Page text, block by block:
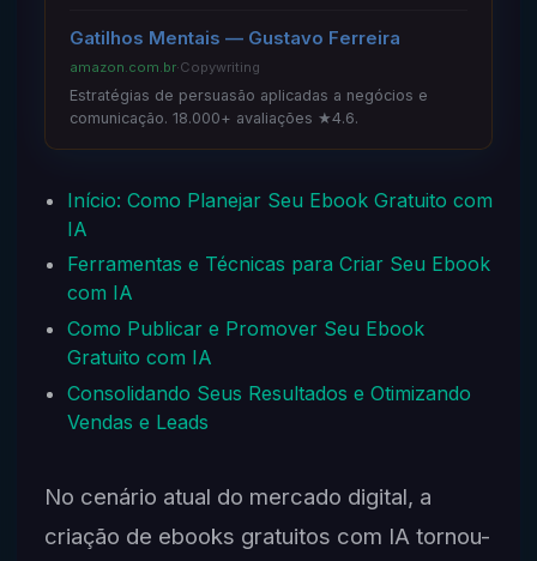
Gatilhos Mentais — Gustavo Ferreira
amazon.com.br·Copywriting
Estratégias de persuasão aplicadas a negócios e
comunicação. 18.000+ avaliações ★4.6.
Início: Como Planejar Seu Ebook Gratuito com
IA
Ferramentas e Técnicas para Criar Seu Ebook
com IA
Como Publicar e Promover Seu Ebook
Gratuito com IA
Consolidando Seus Resultados e Otimizando
Vendas e Leads
No cenário atual do mercado digital, a
criação de ebooks gratuitos com IA tornou-